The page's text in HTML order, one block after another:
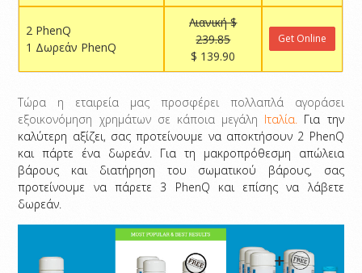
2 PhenQ
1 Δωρεάν PhenQ
Λιανική $
239.85
$ 139.90
Get Online
Τώρα η εταιρεία μας προσφέρει πολλαπλά αγοράσει
εξοικονόμηση χρημάτων σε κάποια μεγάλη Ιταλία. Για την
καλύτερη αξίζει, σας προτείνουμε να αποκτήσουν 2 PhenQ
και πάρτε ένα δωρεάν. Για τη μακροπρόθεσμη απώλεια
βάρους και διατήρηση του σωματικού βάρους, σας
προτείνουμε να πάρετε 3 PhenQ και επίσης να λάβετε
δωρεάν.